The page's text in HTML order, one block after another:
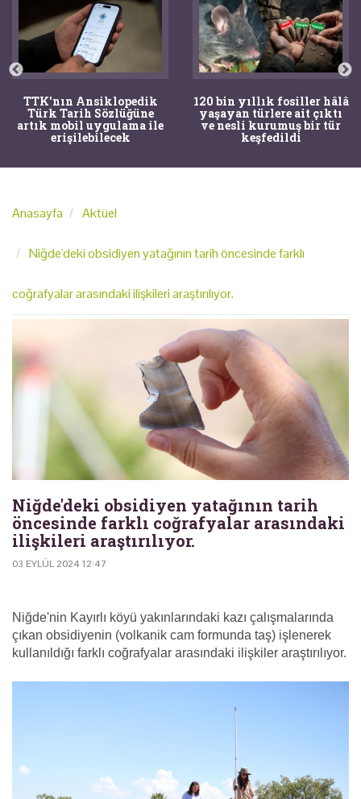
TTK'nın Ansiklopedik
Türk Tarih Sözlüğüne
artık mobil uygulama ile
erişilebilecek
120 bin yıllık fosiller hâlâ
yaşayan türlere ait çıktı
ve nesli kurumuş bir tür
keşfedildi
Anasayfa Aktüel
Niğde'deki obsidiyen yatağının tarih öncesinde farklı
coğrafyalar arasındaki ilişkileri araştırılıyor.
Niğde'deki obsidiyen yatağının tarih
öncesinde farklı coğrafyalar arasındaki
ilişkileri araştırılıyor.
03 EYLÜL 2024 12:47
Niğde'nin Kayırlı köyü yakınlarındaki kazı çalışmalarında
çıkan obsidiyenin (volkanik cam formunda taş) işlenerek
kullanıldığı farklı coğrafyalar arasındaki ilişkiler araştırılıyor.